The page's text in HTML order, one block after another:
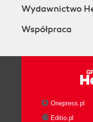
Wydawnictwo
Współpraca
Onepress.pl
Editio.pl